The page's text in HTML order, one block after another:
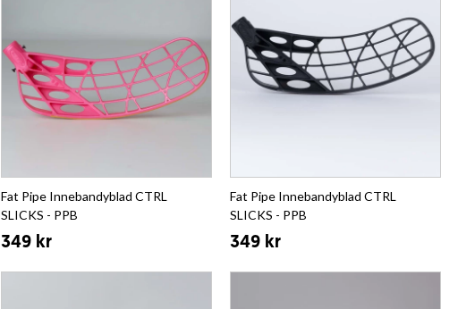
Fat Pipe Innebandyblad CTRL
SLICKS - PPB
349 kr
Fat Pipe Innebandyblad CTRL
SLICKS - PPB
349 kr